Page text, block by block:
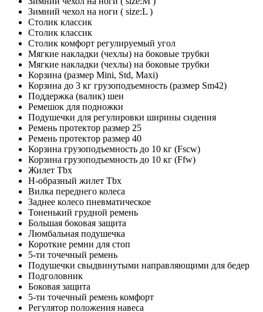
Зимний чехол на ноги ( size:L )
Столик классик
Столик классик
Столик комфорт регулируемый угол
Мягкие накладки (чехлы) на боковые трубки
Мягкие накладки (чехлы) на боковые трубки
Корзина (размер Mini, Std, Maxi)
Корзина до 3 кг грузоподъемность (размер Sm42)
Поддержка (валик) шеи
Ремешок для подножки
Подушечки для регулировки ширины сидения
Ремень протектор размер 25
Ремень протектор размер 40
Корзина грузоподъемность до 10 кг (Fscw)
Корзина грузоподъемность до 10 кг (Ffw)
Жилет Tbx
Н-образный жилет Tbx
Вилка переднего колеса
Заднее колесо пневматическое
Тоненький грудной ремень
Большая боковая защита
Люмбальная подушечка
Короткие ремни для стоп
5-ти точечный ремень
Подушечки свыдвинутыми направляющими для бедер
Подголовник
Боковая защита
5-ти точечный ремень комфорт
Регулятор положения навеса